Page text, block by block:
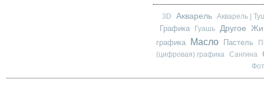
3D Акварель Акварель |
Графика Гуашь Другое
графика
Масло Пастель
(цифровая) графика
Сангина